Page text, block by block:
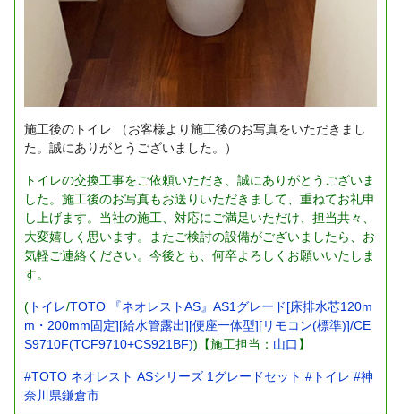
施工後のトイレ （お客様より施工後のお写真をいただきまし
た。誠にありがとうございました。）
トイレの交換工事をご依頼いただき、誠にありがとうございま
した。施工後のお写真もお送りいただきまして、重ねてお礼申
し上げます。当社の施工、対応にご満足いただけ、担当共々、
大変嬉しく思います。またご検討の設備がございましたら、お
気軽ご連絡ください。今後とも、何卒よろしくお願いいたしま
す。
( トイレ/TOTO 『ネオレストAS』AS1グレード[床排水芯120m
m・200mm固定][給水管露出][便座一体型][リモコン(標準)]/CE
S9710F(TCF9710+CS921BF))【施工担当： 山口 】
#TOTO ネオレスト ASシリーズ 1グレードセット #トイレ #神
奈川県鎌倉市